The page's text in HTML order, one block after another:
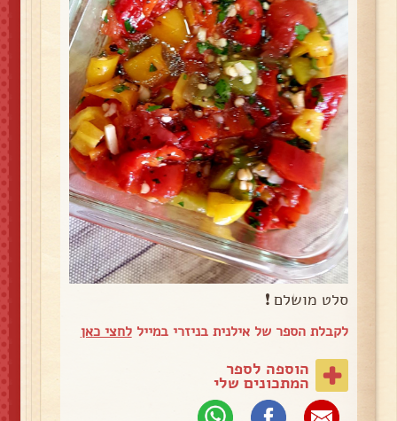
סלט מושלם ❗
לקבלת הספר של אילנית בניזרי במייללחצי כאן
הוספה לספר
המתכונים שלי